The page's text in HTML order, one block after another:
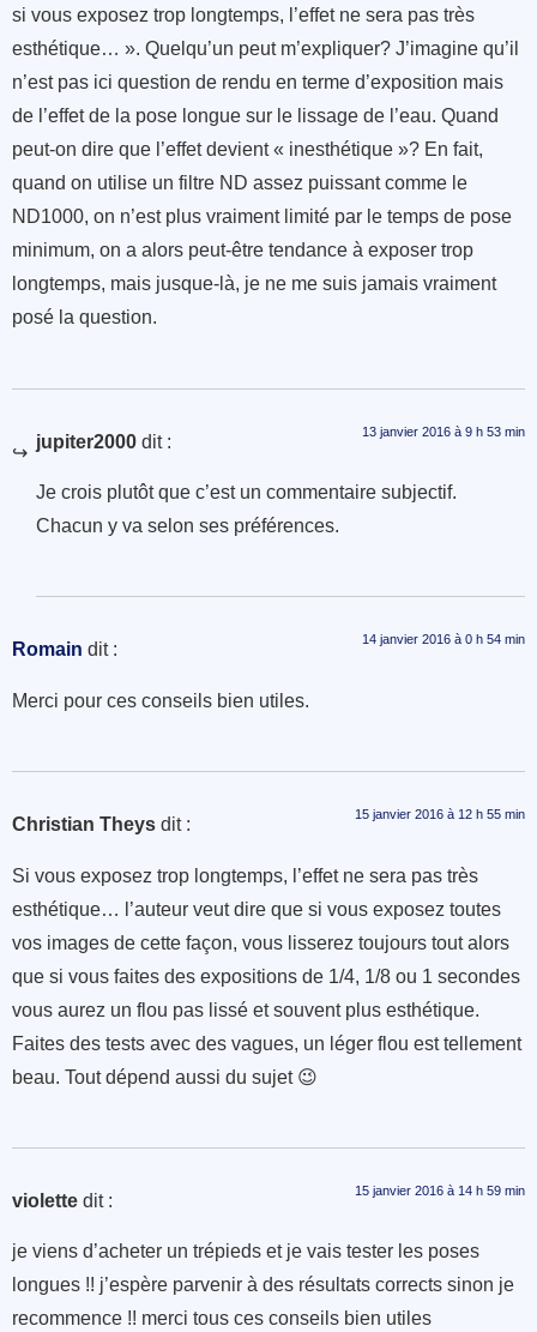
si vous exposez trop longtemps, l’effet ne sera pas très
esthétique… ». Quelqu’un peut m’expliquer? J’imagine qu’il
n’est pas ici question de rendu en terme d’exposition mais
de l’effet de la pose longue sur le lissage de l’eau. Quand
peut-on dire que l’effet devient « inesthétique »? En fait,
quand on utilise un filtre ND assez puissant comme le
ND1000, on n’est plus vraiment limité par le temps de pose
minimum, on a alors peut-être tendance à exposer trop
longtemps, mais jusque-là, je ne me suis jamais vraiment
posé la question.
jupiter2000 dit : 13 janvier 2016 à 9 h 53 min
Je crois plutôt que c’est un commentaire subjectif.
Chacun y va selon ses préférences.
Romain dit : 14 janvier 2016 à 0 h 54 min
Merci pour ces conseils bien utiles.
Christian Theys dit : 15 janvier 2016 à 12 h 55 min
Si vous exposez trop longtemps, l’effet ne sera pas très
esthétique… l’auteur veut dire que si vous exposez toutes
vos images de cette façon, vous lisserez toujours tout alors
que si vous faites des expositions de 1/4, 1/8 ou 1 secondes
vous aurez un flou pas lissé et souvent plus esthétique.
Faites des tests avec des vagues, un léger flou est tellement
beau. Tout dépend aussi du sujet 😉
violette dit : 15 janvier 2016 à 14 h 59 min
je viens d’acheter un trépieds et je vais tester les poses
longues !! j’espère parvenir à des résultats corrects sinon je
recommence !! merci tous ces conseils bien utiles